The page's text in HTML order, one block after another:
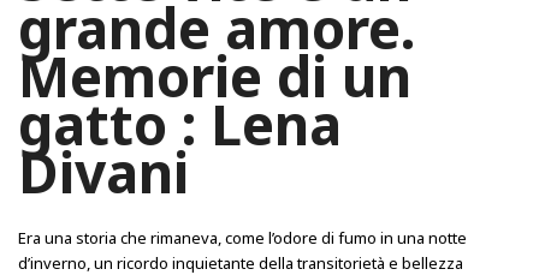
grande amore.
Memorie di un
gatto : Lena
Divani
Era una storia che rimaneva, come l’odore di fumo in una notte
d’inverno, un ricordo inquietante della transitorietà e bellezza